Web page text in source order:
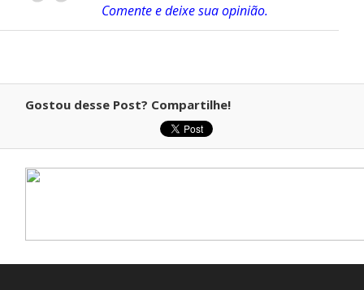
Comente e deixe sua opinião.
Gostou desse Post? Compartilhe!